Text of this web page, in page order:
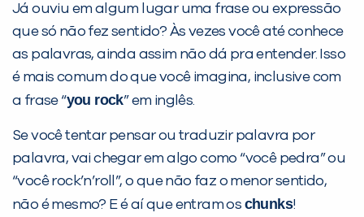
Já ouviu em algum lugar uma frase ou expressão
que só não fez sentido? Às vezes você até conhece
as palavras, ainda assim não dá pra entender. Isso
é mais comum do que você imagina, inclusive com
a frase “you rock” em inglês.
Se você tentar pensar ou traduzir palavra por
palavra, vai chegar em algo como “você pedra” ou
“você rock’n’roll”, o que não faz o menor sentido,
não é mesmo? E é aí que entram os chunks!
PEÇA UMA DEMONSTRAÇÃO DE MÉTODO